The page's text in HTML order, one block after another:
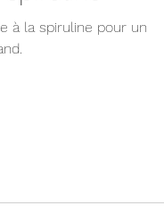
à la spiruline pour un